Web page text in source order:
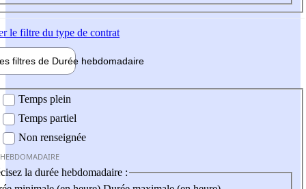
le filtre du type de contrat
filtres de Durée hebdomadaire
Temps plein
Temps partiel
Non renseignée
la durée hebdomadaire :